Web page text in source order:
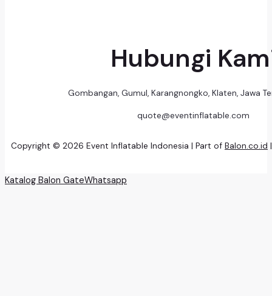
Hubungi
Gombangan, Gumul, Karangnongko, Klaten, Jawa
quote@eventinflatable.com
Copyright © 2026 Event Inflatable Indonesia | Part of Balon.co.id
Katalog Balon GateWhatsapp